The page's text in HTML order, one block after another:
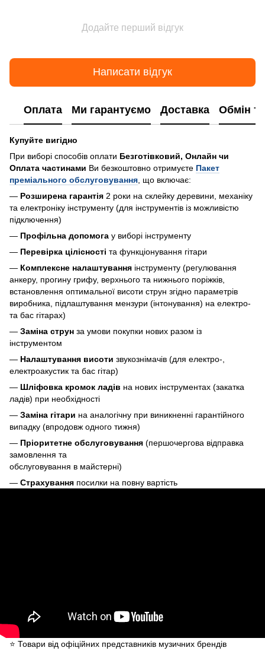
Додайте перший відгук
Написати відгук
Оплата Ми гарантуємо Доставка Обмін
Купуйте вигідно
При виборі способів оплати Безготівковий, Онлайн чи
Оплата частинами Ви безкоштовно отримуєте Пакет
преміального обслуговування , що включає:
— Розширена гарантія 2 роки на склейку деревини, механіку
та електроніку інструменту (для інструментів із можливістю
підключення)
— Профільна допомога у виборі інструменту
— Перевірка цілісності та функціонування гітари
— Комплексне налаштування інструменту (регулювання
анкеру, прогину грифу, верхнього та нижнього поріжків,
встановлення оптимальної висоти струн згідно параметрів
виробника, підлаштування мензури (інтонування) на електро-
та бас гітарах)
— Заміна струн за умови покупки нових разом із
інструментом
— Налаштування висоти звукознімачів (для електро-,
електроакустик та бас гітар)
— Шліфовка кромок ладів на нових інструментах (закатка
ладів) при необхідності
— Заміна гітари на аналогічну при виникненні гарантійного
випадку (впродовж одного тижня)
— Пріоритетне обслуговування (першочергова відправка
замовлення та
обслуговування в майстерні)
— Страхування посилки на повну вартість
⭐️ Товари від офіційних представників музичних брендів